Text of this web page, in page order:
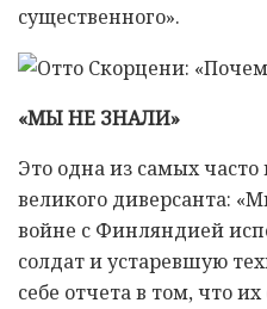
существенного».
«МЫ НЕ ЗНАЛИ»
Это одна из самых
великого диверсанта:
войне с Финляндией
солдат и устаревшую
себе отчета в том, что